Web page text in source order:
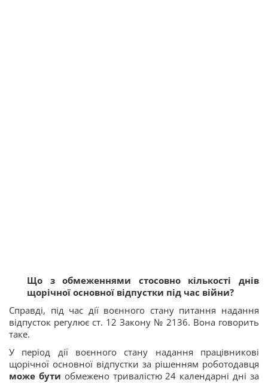
Що з обмеженнями стосовно кількості днів
щорічної основної відпустки під час війни?
Справді, під час дії воєнного стану питання надання
відпусток регулює ст. 12 Закону № 2136. Вона говорить
таке.
У період дії воєнного стану надання працівникові
щорічної основної відпустки за рішенням роботодавця
може бути обмежено тривалістю 24 календарні дні за